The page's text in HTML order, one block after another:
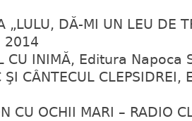
„LULU, DĂ‑MI UN LEU
2014
CU INIMĂ, Editura Napoca
ŞI CÂNTECUL
CU OCHII MARI – RADIO